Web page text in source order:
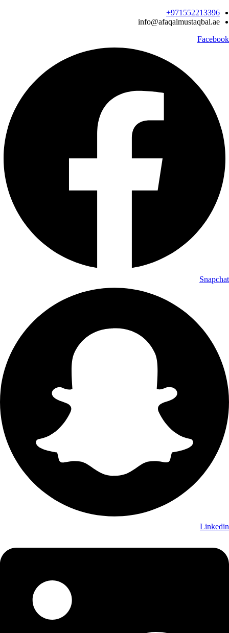
Skip
to
971552213396‬+
info@afaqalmustaqbal.ae
Facebook
Snapchat
Linkedin